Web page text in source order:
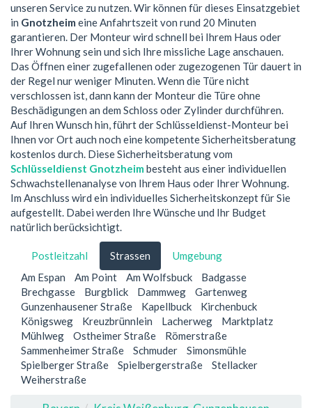
unseren Service zu nutzen. Wir können für dieses Einsatzgebiet
in Gnotzheim eine Anfahrtszeit von rund 20 Minuten
garantieren. Der Monteur wird schnell bei Ihrem Haus oder
Ihrer Wohnung sein und sich Ihre missliche Lage anschauen.
Das Öffnen einer zugefallenen oder zugezogenen Tür dauert in
der Regel nur weniger Minuten. Wenn die Türe nicht
verschlossen ist, dann kann der Monteur die Türe ohne
Beschädigungen an dem Schloss oder Zylinder durchführen.
Auf Ihren Wunsch hin, führt der Schlüsseldienst-Monteur bei
Ihnen vor Ort auch noch eine kompetente Sicherheitsberatung
kostenlos durch. Diese Sicherheitsberatung vom
Schlüsseldienst Gnotzheim besteht aus einer individuellen
Schwachstellenanalyse von Ihrem Haus oder Ihrer Wohnung.
Im Anschluss wird ein individuelles Sicherheitskonzept für Sie
aufgestellt. Dabei werden Ihre Wünsche und Ihr Budget
natürlich berücksichtigt.
Postleitzahl Strassen
Umgebung
Am Espan
Am Point Am Wolfsbuck
Badgasse
Brechgasse
Burgblick Dammweg
Gartenweg
Gunzenhausener Straße
Kapellbuck
Kirchenbuck
Königsweg
Kreuzbrünnlein Lacherweg
Marktplatz
Mühlweg
Ostheimer Straße
Römerstraße
Sammenheimer Straße
Schmuder
Simonsmühle
Spielberger Straße
Spielbergerstraße
Stellacker
Weiherstraße